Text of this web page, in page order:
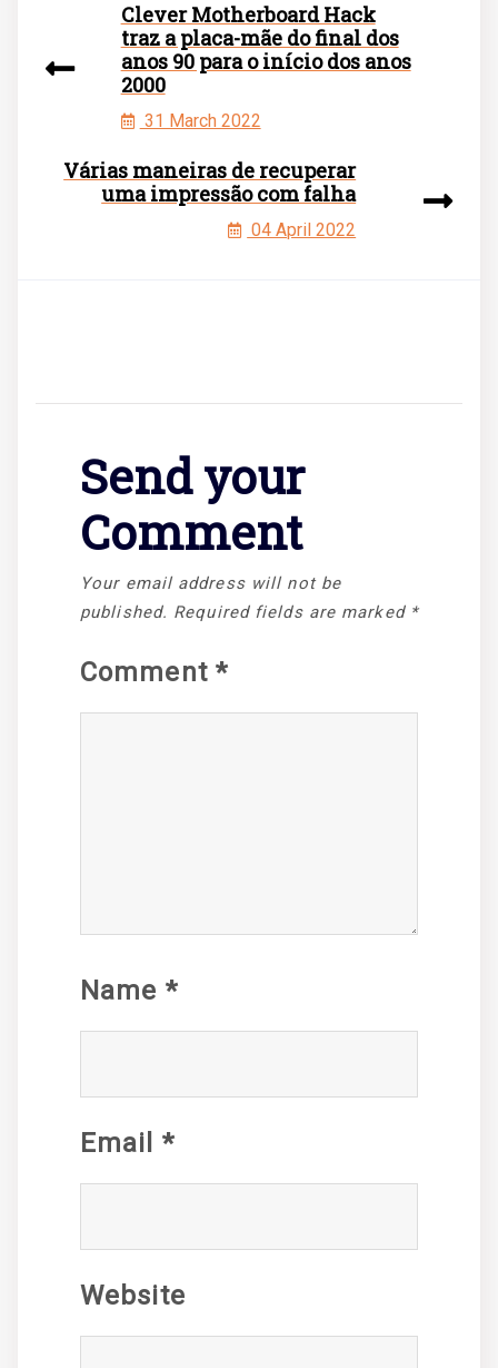
Clever Motherboard Hack
traz a placa-mãe do final dos
anos 90 para o início dos anos
2000
31 March 2022
Várias maneiras de recuperar
uma impressão com falha
04 April 2022
Send your
Comment
Your email address will not be
published. Required fields are marked *
Comment *
Name *
Email *
Website